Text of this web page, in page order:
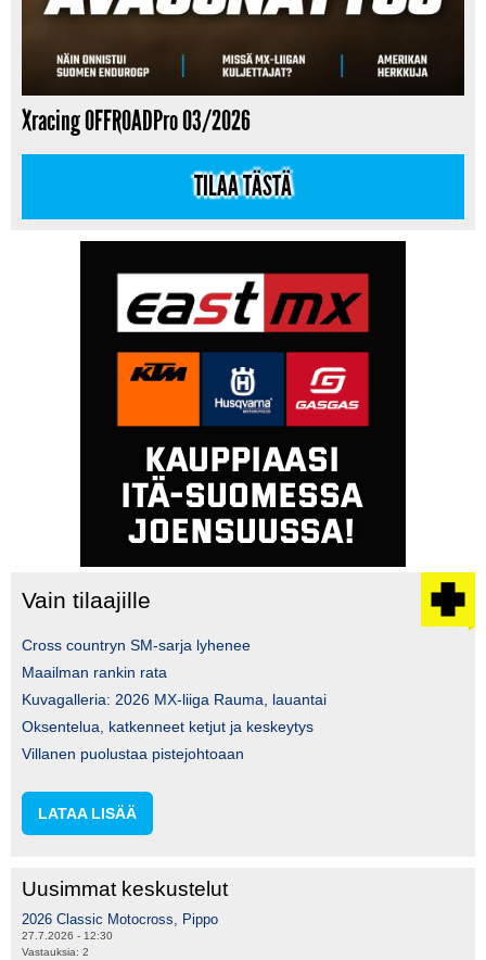
Xracing OFFROADPro 03/2026
TILAA TÄSTÄ
Vain tilaajille
Cross countryn SM-sarja lyhenee
Maailman rankin rata
Kuvagalleria: 2026 MX-liiga Rauma, lauantai
Oksentelua, katkenneet ketjut ja keskeytys
Villanen puolustaa pistejohtoaan
LATAA LISÄÄ
Uusimmat keskustelut
2026 Classic Motocross, Pippo
27.7.2026 - 12:30
Vastauksia: 2